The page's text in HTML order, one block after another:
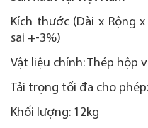
Kích thước (Dài x Rộng
sai +-3%)
Vật liệu chính: Thép hộp
Tải trọng tối đa cho
Khối lượng: 12kg